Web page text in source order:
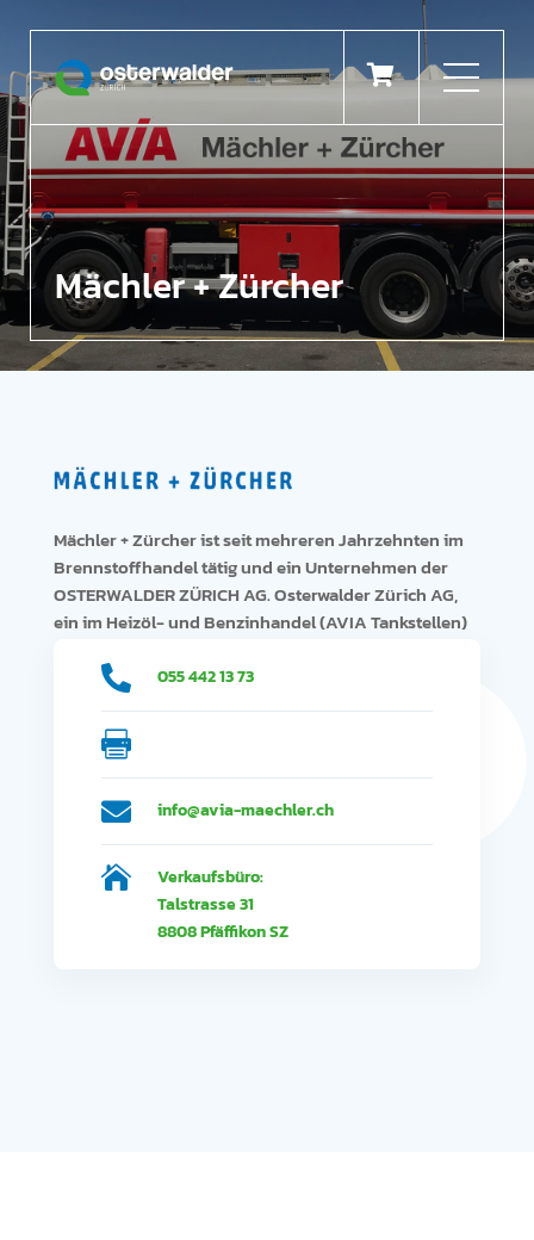

Mächler + Zürcher
Mächler + Zürcher ist seit mehreren Jahrzehnten im
Brennstoffhandel tätig und ein Unternehmen der
OSTERWALDER ZÜRICH AG. Osterwalder Zürich AG,
ein im Heizöl- und Benzinhandel (AVIA Tankstellen)
Jahr 2005 das 150-jährige Firmenjubiläum.
 055 442 13 73

 info@avia-maechler.ch

Verkaufsbüro:
Talstrasse 31
8808 Pfäffikon SZ